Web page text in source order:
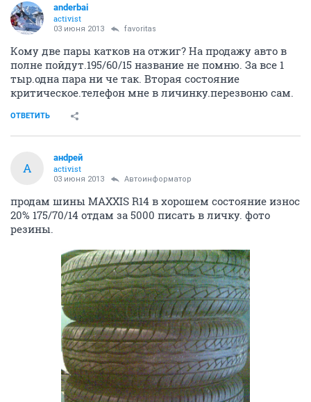
anderbai
activist
03 июня 2013 favoritas
Кому две пары катков на отжиг? На продажу авто в
полне пойдут.195/60/15 название не помню. За все 1
тыр.одна пара ни че так. Вторая состояние
критическое.телефон мне в личинку.перезвоню сам.
ОТВЕТИТЬ
A
aнdрeй
activist
03 июня 2013 Автоинформатор
продам шины MAXXIS R14 в хорошем состояние износ
20% 175/70/14 отдам за 5000 писать в личку. фото
резины.